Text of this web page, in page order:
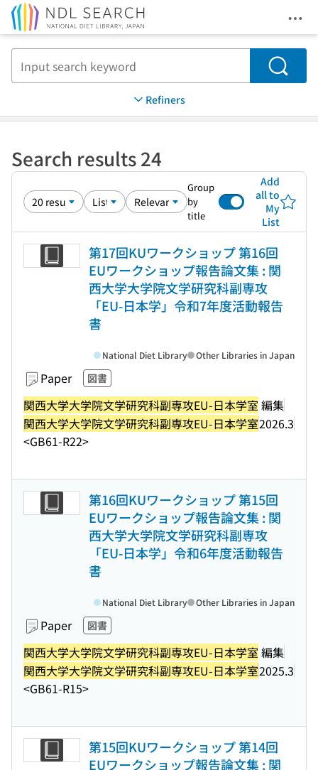
Search
Refiners
Search results 24
Group
by
title
Add
all to
My
List
第17回KUワークショップ 第16回
EUワークショップ報告論文集 : 関
西大学大学院文学研究科副専攻
「EU-日本学」令和7年度活動報告
書
Paper 図書
関西大学大学院文学研究科副専攻EU-日本学室 編集
関西大学大学院文学研究科副専攻EU-日本学室2026.3
<GB61-R22>
National Diet Library Other Libraries in Japan
第16回KUワークショップ 第15回
EUワークショップ報告論文集 : 関
西大学大学院文学研究科副専攻
「EU-日本学」令和6年度活動報告
書
Paper 図書
関西大学大学院文学研究科副専攻EU-日本学室 編集
関西大学大学院文学研究科副専攻EU-日本学室2025.3
<GB61-R15>
National Diet Library Other Libraries in Japan
第15回KUワークショップ 第14回
EUワークショップ報告論文集 : 関